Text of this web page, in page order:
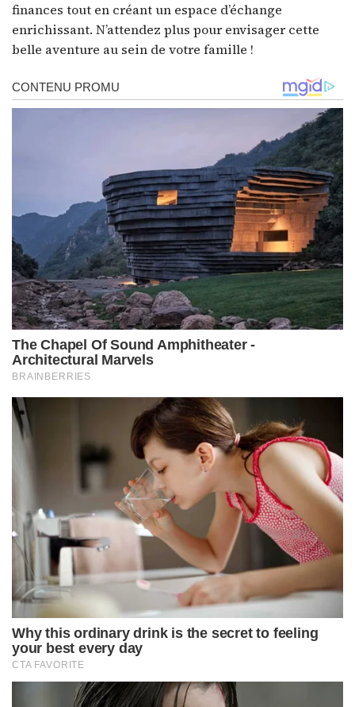
finances tout en créant un espace d’échange
enrichissant. N’attendez plus pour envisager cette
belle aventure au sein de votre famille !